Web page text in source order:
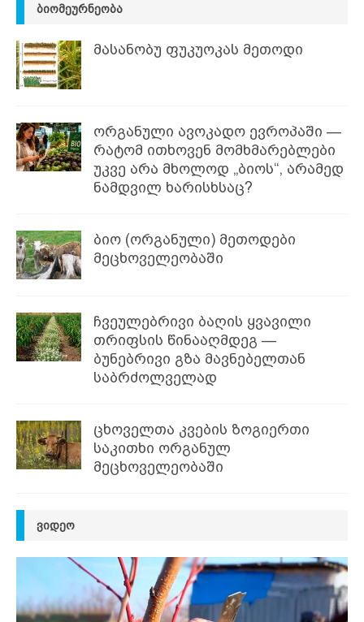
ᲑᲘᲝᲛᲔᲣᲠᲜᲔᲝᲑᲐ
მასანობუ ფუკუოკას მეთოდი
ორგანული ავოკადო ევროპაში —
რატომ ითხოვენ მომხმარებლები
უკვე არა მხოლოდ „ბიოს“, არამედ
ნამდვილ ხარისხსაც?
ბიო (ორგანული) მეთოდები
მეცხოველეობაში
ჩვეულებრივი ბაღის ყვავილი
თრიფსის წინააღმდეგ —
ბუნებრივი გზა მავნებელთან
საბრძოლველად
ცხოველთა კვების ზოგიერთი
საკითხი ორგანულ
მეცხოველეობაში
ᲕᲘᲓᲔᲝ